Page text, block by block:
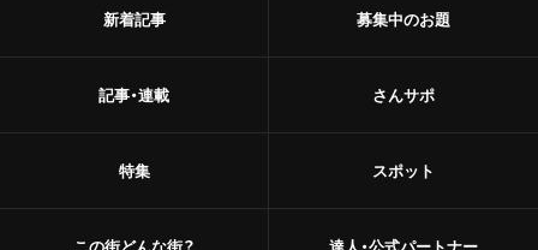
新着記事
記事・連載
特集
募集中のお題
さんサポ
スポット